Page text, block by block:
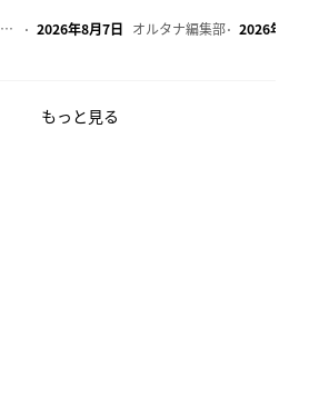
京正裕之 （オルタナ副編集長） 2026年8月7日 オルタナ編集部 2026年8月7日
もっと見る